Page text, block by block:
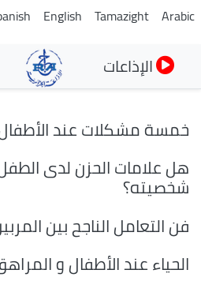
تجاوز
Arabic
Tamazight
English
الإذاعات
خمسة مشكلات عند
هل علامات الحزن لدى
شخصيته؟
فن التعامل الناجح بين
الحياء عند الأطفال و